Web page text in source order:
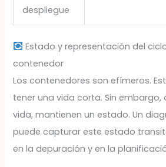
despliegue
Estado y representación del
contenedor
Los contenedores son efímeros.
tener una vida corta. Sin embargo,
vida, mantienen un estado. Un
puede capturar este estado
en la depuración y en la